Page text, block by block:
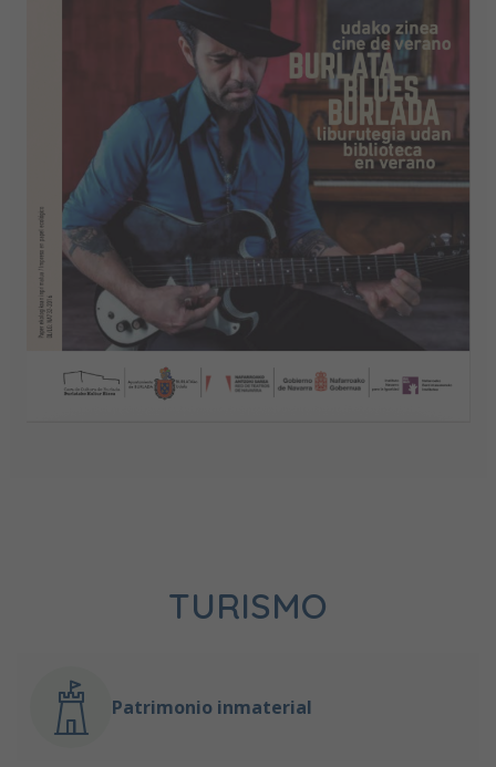
TURISMO
Patrimonio inmaterial